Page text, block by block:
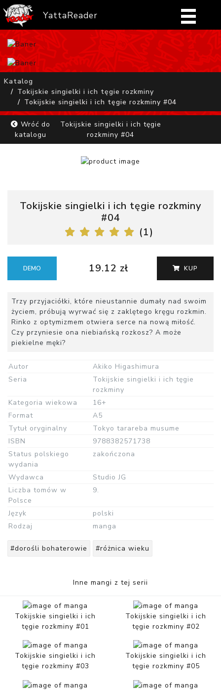
YattaReader
Home
FAQ
Mangi
Katalog
Tokijskie singielki i ich tęgie rozkminy
Tokijskie singielki i ich tęgie rozkminy #04
Wróć do
katalogu
Tokijskie singielki i ich tęgie
rozkminy #04
Tokijskie singielki i ich tęgie rozkminy
#04
(1)
DEMO 19.12 zł KUP
Trzy przyjaciółki, które nieustannie dumały nad swoim
życiem, próbują wyrwać się z zaklętego kręgu rozkmin.
Rinko z optymizmem otwiera serce na nową miłość.
Czy przyniesie ona niebiańską rozkosz? A może
piekielne męki?
Autor
Akiko Higashimura
Seria
Tokijskie singielki i ich tęgie
rozkminy
Kategoria wiekowa
16+
Format
A5
Tytuł oryginalny
Tokyo tarareba musume
ISBN
9788382571738
Status polskiego
wydania
zakończona
Wydawca
Studio JG
Liczba tomów w
Polsce
9.
Język
polski
Rodzaj
manga
#dorośli bohaterowie #różnica wieku
Inne mangi z tej serii
Tokijskie singielki i ich
tęgie rozkminy #01
Tokijskie singielki i ich
tęgie rozkminy #02
Tokijskie singielki i ich
tęgie rozkminy #03
Tokijskie singielki i ich
tęgie rozkminy #05